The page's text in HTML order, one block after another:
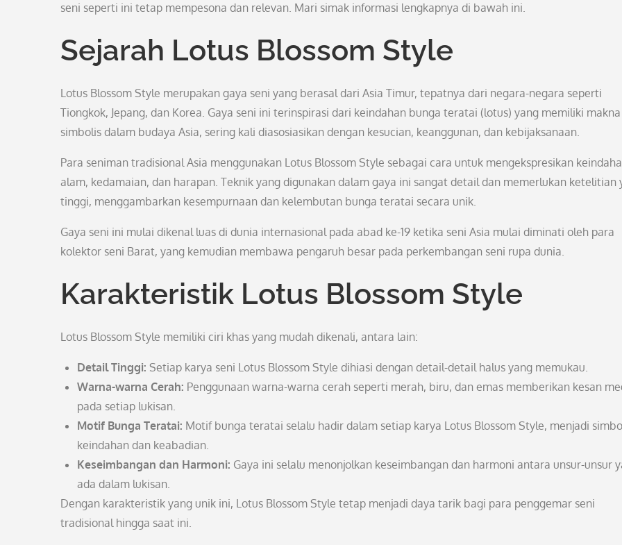
seni seperti ini tetap mempesona dan relevan. Mari simak informasi lengkapnya di bawah ini.
Sejarah Lotus Blossom Style
Lotus Blossom Style merupakan gaya seni yang berasal dari Asia Timur, tepatnya dari negara-negara seperti
Tiongkok, Jepang, dan Korea. Gaya seni ini terinspirasi dari keindahan bunga teratai (lotus) yang memiliki makna
simbolis dalam budaya Asia, sering kali diasosiasikan dengan kesucian, keanggunan, dan kebijaksanaan.
Para seniman tradisional Asia menggunakan Lotus Blossom Style sebagai cara untuk mengekspresikan
alam, kedamaian, dan harapan. Teknik yang digunakan dalam gaya ini sangat detail dan memerlukan ketelitian
tinggi, menggambarkan kesempurnaan dan kelembutan bunga teratai secara unik.
Gaya seni ini mulai dikenal luas di dunia internasional pada abad ke-19 ketika seni Asia mulai diminati oleh para
kolektor seni Barat, yang kemudian membawa pengaruh besar pada perkembangan seni rupa dunia.
Karakteristik Lotus Blossom Style
Lotus Blossom Style memiliki ciri khas yang mudah dikenali, antara lain:
Detail Tinggi: Setiap karya seni Lotus Blossom Style dihiasi dengan detail-detail halus yang memukau.
Warna-warna Cerah: Penggunaan warna-warna cerah seperti merah, biru, dan emas memberikan kesan
pada setiap lukisan.
Motif Bunga Teratai: Motif bunga teratai selalu hadir dalam setiap karya Lotus Blossom Style, menjadi
keindahan dan keabadian.
Keseimbangan dan Harmoni: Gaya ini selalu menonjolkan keseimbangan dan harmoni antara unsur-unsur
ada dalam lukisan.
Dengan karakteristik yang unik ini, Lotus Blossom Style tetap menjadi daya tarik bagi para penggemar seni
tradisional hingga saat ini.